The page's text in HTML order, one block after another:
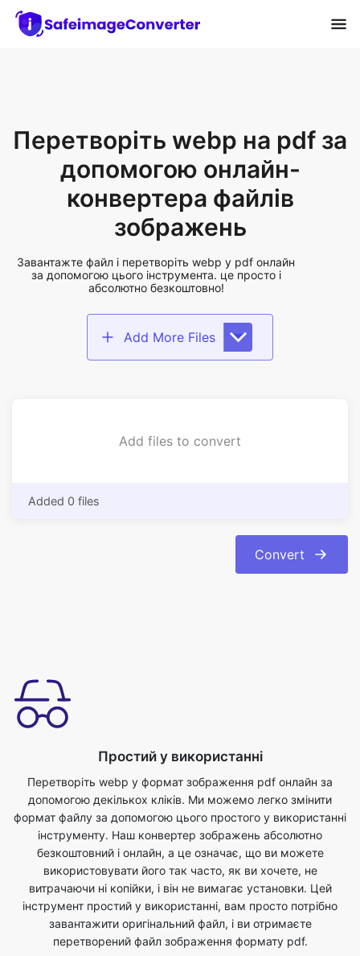
Перетворіть webp на pdf за
допомогою онлайн-
конвертера файлів
зображень
Завантажте файл і перетворіть webp у pdf онлайн
за допомогою цього інструмента. це просто і
абсолютно безкоштовно!
Add More Files
Add files to convert
Added 0 files
Convert
Простий у використанні
Перетворіть webp у формат зображення pdf онлайн за
допомогою декількох кліків. Ми можемо легко змінити
формат файлу за допомогою цього простого у використанні
інструменту. Наш конвертер зображень абсолютно
безкоштовний і онлайн, а це означає, що ви можете
використовувати його так часто, як ви хочете, не
витрачаючи ні копійки, і він не вимагає установки. Цей
інструмент простий у використанні, вам просто потрібно
завантажити оригінальний файл, і ви отримаєте
перетворений файл зображення формату pdf.